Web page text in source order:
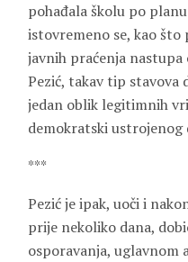
pohađala školu po
istovremeno se, kao
javnih praćenja nastupa
Pezić, takav tip stavova
jedan oblik legitimnih
demokratski ustrojenog
***
Pezić je ipak, uoči i
prije nekoliko dana,
osporavanja, uglavnom